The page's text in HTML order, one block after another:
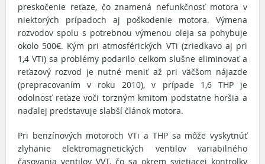
preskočenie reťaze, čo znamená nefunkčnosť motora v
niektorých prípadoch aj poškodenie motora. Výmena
rozvodov spolu s potrebnou výmenou oleja sa pohybuje
okolo 500€. Kým pri atmosférických VTi (zriedkavo aj pri
1,4 VTi) sa problémy podarilo celkom slušne eliminovať a
reťazový rozvod je nutné meniť až pri väčšom nájazde
(prepracovaním v roku 2010), v prípade 1,6 THP je
odolnosť reťaze voči torzným kmitom podstatne horšia a
naďalej predstavuje slabší článok motora.
Pri benzínových motoroch VTi a THP sa môže vyskytnúť
zlyhanie elektromagnetických ventilov variabilného
časovania ventilov VVT, čo sa okrem svietiacej kontrolky